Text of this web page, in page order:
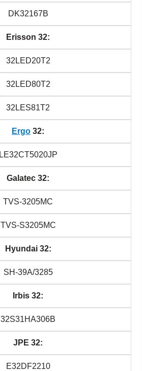
DK32167B
Erisson 32:
32LED20T2
32LED80T2
32LES81T2
Ergo 32:
LE32CT5020JP
Galatec 32:
TVS-3205MC
TVS-S3205MC
Hyundai 32:
SH-39A/3285
Irbis 32:
32S31HA306B
JPE 32:
E32DF2210